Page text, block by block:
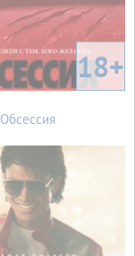
18+
Обсессия